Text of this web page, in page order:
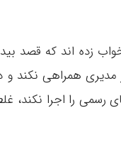
زده اند که قصد
همراهی نکند و
رسمی را اجرا نکند،